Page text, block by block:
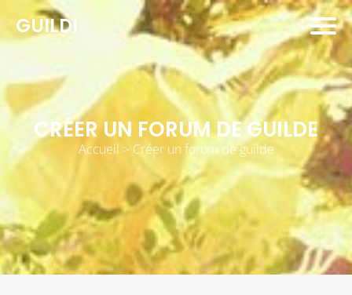
CRÉER UN FORUM DE GUILDE
Accueil > Créer un forum de guilde
GUILDI